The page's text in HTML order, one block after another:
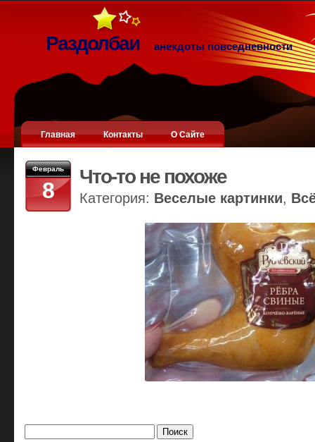
Раздолбаи анекдоты повседневности
Главная Контакты О Сайте
Февраль
8
Что-то не похоже
Категория: Веселые картинки,